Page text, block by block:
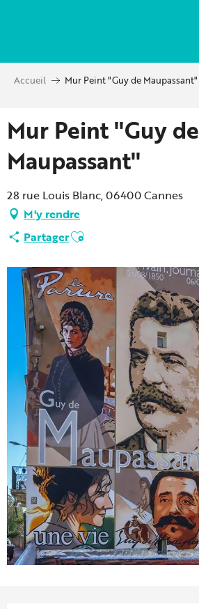
principal
Accueil Mur Peint "Guy de Maupassant"
Mur Peint "Guy de
Maupassant"
28 rue Louis Blanc, 06400 Cannes
M'y rendre
PartagerAjouter aux favoris